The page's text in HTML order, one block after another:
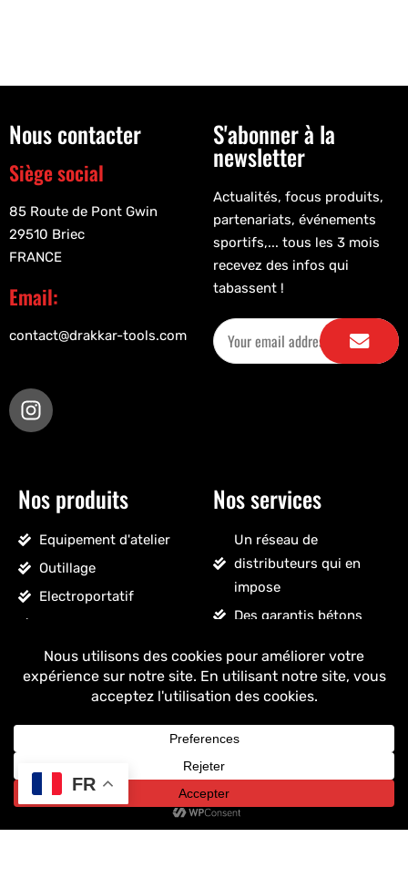
Nous contacter
Siège social
85 Route de Pont Gwin
29510 Briec
FRANCE
Email:
contact@drakkar-tools.com
S'abonner à la
newsletter
Actualités, focus produits,
partenariats, événements
sportifs,... tous les 3 mois
recevez des infos qui
tabassent !
Nos produits
Equipement d'atelier
Outillage
Electroportatif
Accessoires véhicules
Nettoyage, droguerie
Voir tous les produits
Nos services
Un réseau de
distributeurs qui en
impose
Des garantis bétons
Un stock massif
Un ancrage français
+ de 25 ans
Copyright © 2025 Drakkar - Tous droits réservés.
FR